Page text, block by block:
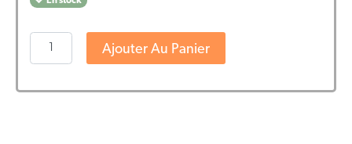
quantité
de
Ajouter Au Panier